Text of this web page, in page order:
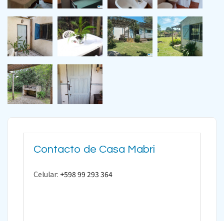
Contacto de Casa Mabri
Celular: +598 99 293 364